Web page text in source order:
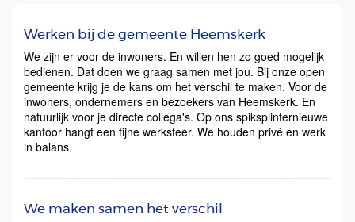
Werken bij de gemeente Heemskerk
We zijn er voor de inwoners. En willen hen zo goed mogelijk
bedienen. Dat doen we graag samen met jou. Bij onze open
gemeente krijg je de kans om het verschil te maken. Voor de
inwoners, ondernemers en bezoekers van Heemskerk. En
natuurlijk voor je directe collega's. Op ons spiksplinternieuwe
kantoor hangt een fijne werksfeer. We houden privé en werk
in balans.
We maken samen het verschil